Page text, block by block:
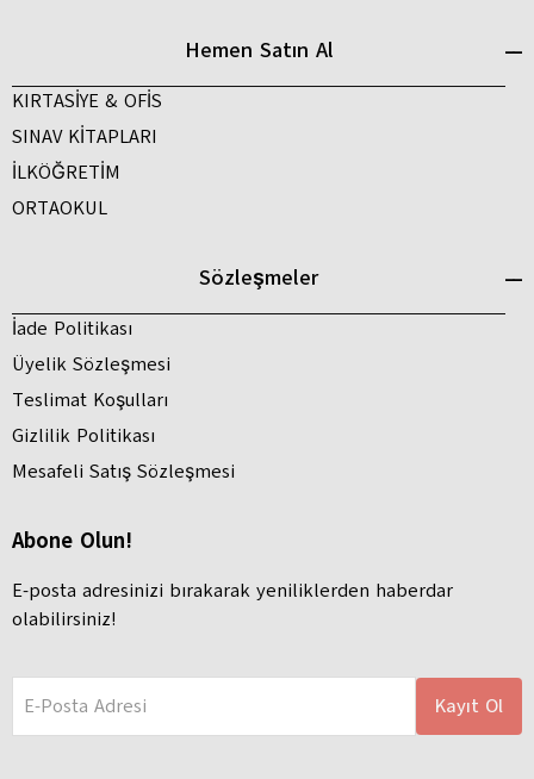
Hemen Satın Al
KIRTASİYE & OFİS
SINAV KİTAPLARI
İLKÖĞRETİM
ORTAOKUL
Sözleşmeler
İade Politikası
Üyelik Sözleşmesi
Teslimat Koşulları
Gizlilik Politikası
Mesafeli Satış Sözleşmesi
Abone Olun!
E-posta adresinizi bırakarak yeniliklerden haberdar
olabilirsiniz!
E-Posta Adresi Kayıt Ol